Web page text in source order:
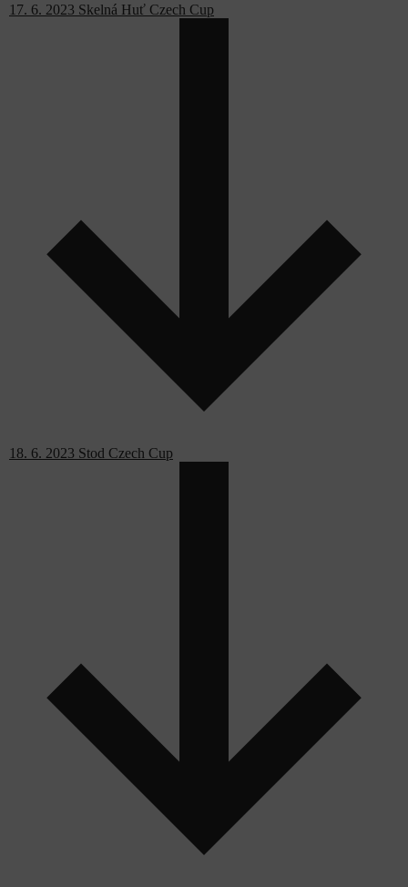
17. 6. 2023 Skelná Huť Czech Cup
18. 6. 2023 Stod Czech Cup